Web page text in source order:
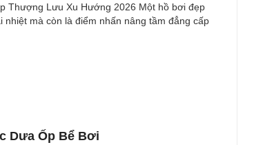
Thượng Lưu Xu Hướng 2026 Một hồ bơi đẹp
nhiệt mà còn là điểm nhấn nâng tầm đẳng cấp
Dưa Ốp Bể Bơi